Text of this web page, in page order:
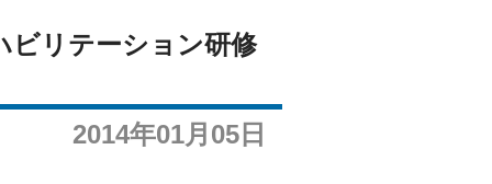
ビリテーション研修
2014年01月05日